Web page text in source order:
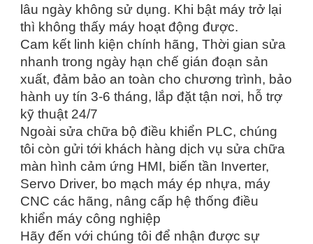
lâu ngày không sử dụng. Khi bật máy trở lại
thì không thấy máy hoạt động được.
Cam kết linh kiện chính hãng, Thời gian sửa
nhanh trong ngày hạn chế gián đoạn sản
xuất, đảm bảo an toàn cho chương trình, bảo
hành uy tín 3-6 tháng, lắp đặt tận nơi, hỗ trợ
kỹ thuật 24/7
Ngoài sửa chữa bộ điều khiển PLC, chúng
tôi còn gửi tới khách hàng dịch vụ sửa chữa
màn hình cảm ứng HMI, biến tần Inverter,
Servo Driver, bo mạch máy ép nhựa, máy
CNC các hãng, nâng cấp hệ thống điều
khiển máy công nghiệp
Hãy đến với chúng tôi để nhận được sự